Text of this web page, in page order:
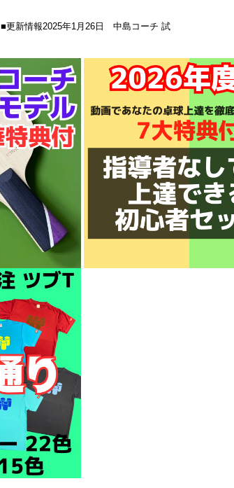
更新情報2025年1月26日 中島コーチ 試